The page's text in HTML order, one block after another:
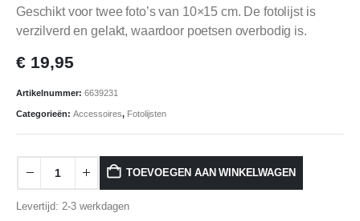
Geschikt voor twee foto’s van 10×15 cm. De fotolijst is
verzilverd en gelakt, waardoor poetsen overbodig is.
€ 19,95
Artikelnummer: 6639231
Categorieën: Accessoires, Fotolijsten
TOEVOEGEN AAN WINKELWAGEN
Levertijd: 2-3 werkdagen